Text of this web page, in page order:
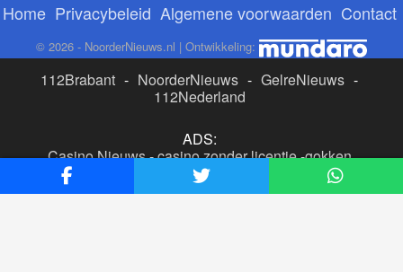
Home Privacybeleid Algemene voorwaarden Contact
© 2026 - NoorderNieuws.nl | Ontwikkeling:
112Brabant - NoorderNieuws - GelreNieuws -
112Nederland
ADS:
Casino Nieuws-casino zonder licentie-gokken
buitenlandse site
beste online casino nederland